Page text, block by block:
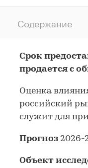
Содержание
Срок
продается с
Оценка
российский
служит для
Прогноз 2026-
Объект